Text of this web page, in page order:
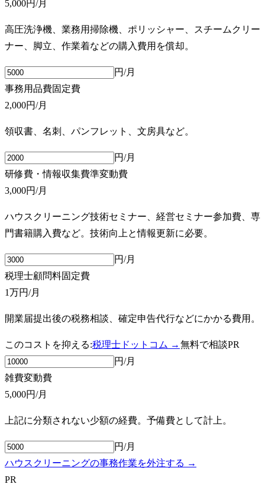
5,000円/月
高圧洗浄機、業務用掃除機、ポリッシャー、スチームクリー
ナー、脚立、作業着などの購入費用を償却。
円/月
事務用品費固定費
2,000円/月
領収書、名刺、パンフレット、文房具など。
円/月
研修費・情報収集費準変動費
3,000円/月
ハウスクリーニング技術セミナー、経営セミナー参加費、専
門書籍購入費など。技術向上と情報更新に必要。
円/月
税理士顧問料固定費
1万円/月
開業届提出後の税務相談、確定申告代行などにかかる費用。
このコストを抑える:税理士ドットコム → 無料で相談PR
円/月
雑費変動費
5,000円/月
上記に分類されない少額の経費。予備費として計上。
円/月
ハウスクリーニングの事務作業を外注する →
PR